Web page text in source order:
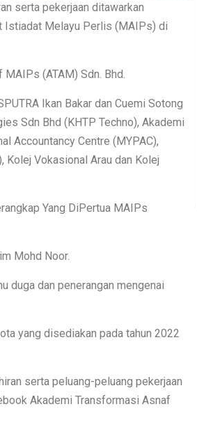
serta pekerjaan ditawarkan
Istiadat Melayu Perlis (MAIPs) di
(ATAM) Sdn. Bhd.
Ikan Bakar dan Cuemi Sotong
Sdn Bhd (KHTP Techno), Akademi
Accountancy Centre (MYPAC),
Kolej Vokasional Arau dan Kolej
Yang DiPertua MAIPs
Mohd Noor.
duga dan penerangan mengenai
yang disediakan pada tahun 2022
serta peluang-peluang pekerjaan
Akademi Transformasi Asnaf